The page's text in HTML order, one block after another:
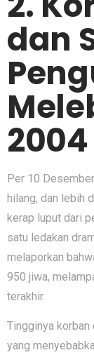
dan
Per 10
hilang, dan lebih
kerap luput dari
satu ledakan
melaporkan
950 jiwa,
terakhir.
Tingginya
yang